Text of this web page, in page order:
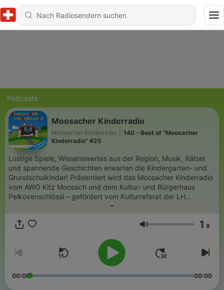
Podcasts
Moosacher Kinderradio
Moosacher Kinderradio
140 - Best of "Moosacher
Kinderradio" #25
Lustige Spiele, Wissenswertes aus der Region, Musik, Rätsel
und spannende Geschichten erwarten die Kindergarten- und
Grundschulkinder! Präsentiert wird das Moosacher Kinderradio
vom AWO Kitz Moosach und dem Kultur- und Bürgerhaus
Pelkovenschlössl – gefördert vom Kulturreferat der LH
München – mit freundlicher Unterstützung des AWO
im Rahmen des Bundesprogramms „Kita-Einstieg: Brücken
Familie, Senioren, Frauen und Jugend gefördert.
Lautstärke 1 x
00:00 00:00